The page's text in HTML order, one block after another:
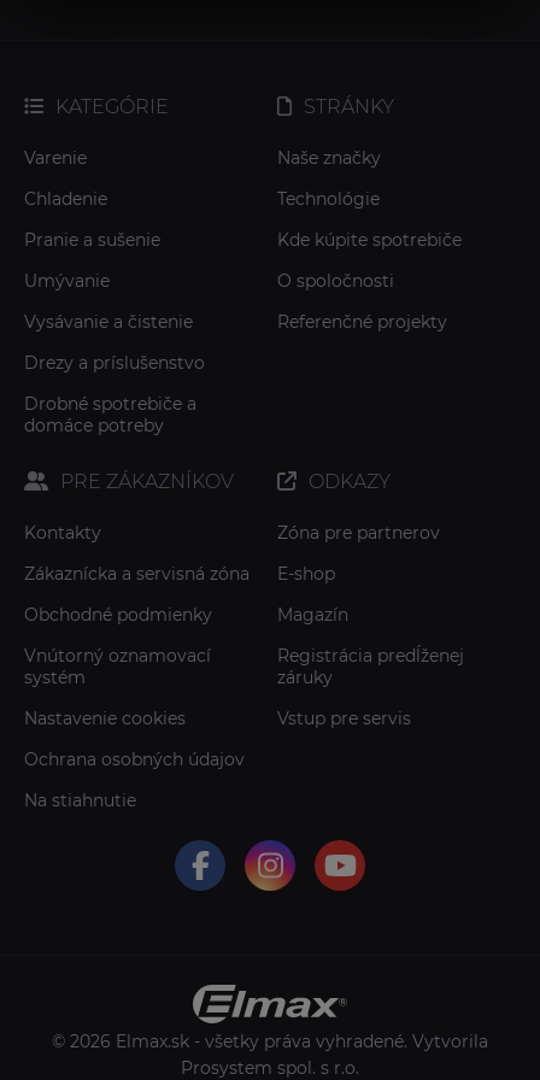
KATEGÓRIE
Varenie
Chladenie
Pranie a sušenie
Umývanie
Vysávanie a čistenie
Drezy a príslušenstvo
Drobné spotrebiče a
domáce potreby
STRÁNKY
Naše značky
Technológie
Kde kúpite spotrebiče
O spoločnosti
Referenčné projekty
PRE ZÁKAZNÍKOV
Kontakty
Zákaznícka a servisná zóna
Obchodné podmienky
Vnútorný oznamovací
systém
Nastavenie cookies
Ochrana osobných údajov
Na stiahnutie
ODKAZY
Zóna pre partnerov
E-shop
Magazín
Registrácia predĺženej
záruky
Vstup pre servis
© 2026 Elmax.sk - všetky práva vyhradené. Vytvorila
Prosystem spol. s r.o.